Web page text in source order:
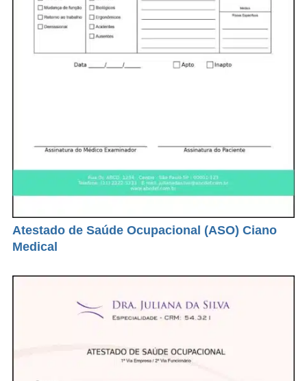
Atestado de Saúde Ocupacional (ASO) Ciano
Medical